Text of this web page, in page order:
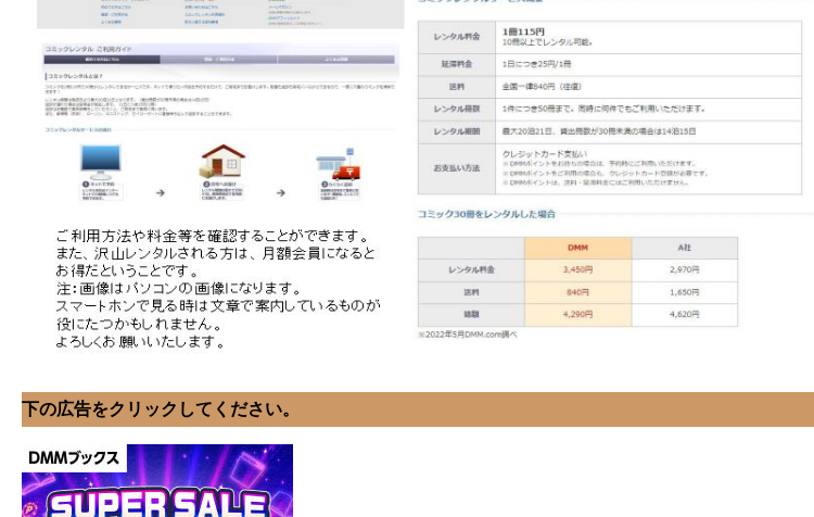
下の広告をクリックしてください。